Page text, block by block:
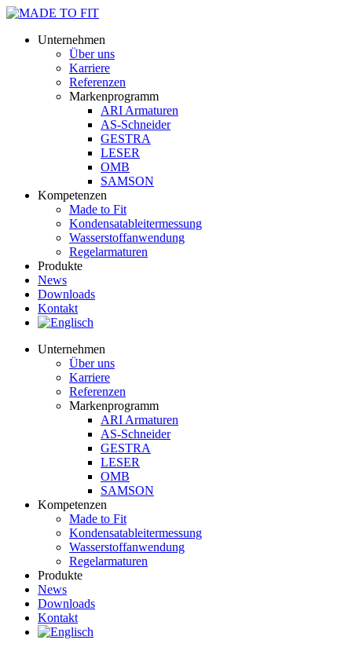
Unternehmen
Über uns
Karriere
Referenzen
Markenprogramm
ARI Armaturen
AS-Schneider
GESTRA
LESER
OMB
SAMSON
Kompetenzen
Made to Fit
Kondensat­ableiter­messung
Wasserstoff­anwendung
Regel­arma­turen
Produkte
News
Downloads
Kontakt
Unternehmen
Über uns
Karriere
Referenzen
Markenprogramm
ARI Armaturen
AS-Schneider
GESTRA
LESER
OMB
SAMSON
Kompetenzen
Made to Fit
Kondensat­ableiter­messung
Wasserstoff­anwendung
Regel­arma­turen
Produkte
News
Downloads
Kontakt